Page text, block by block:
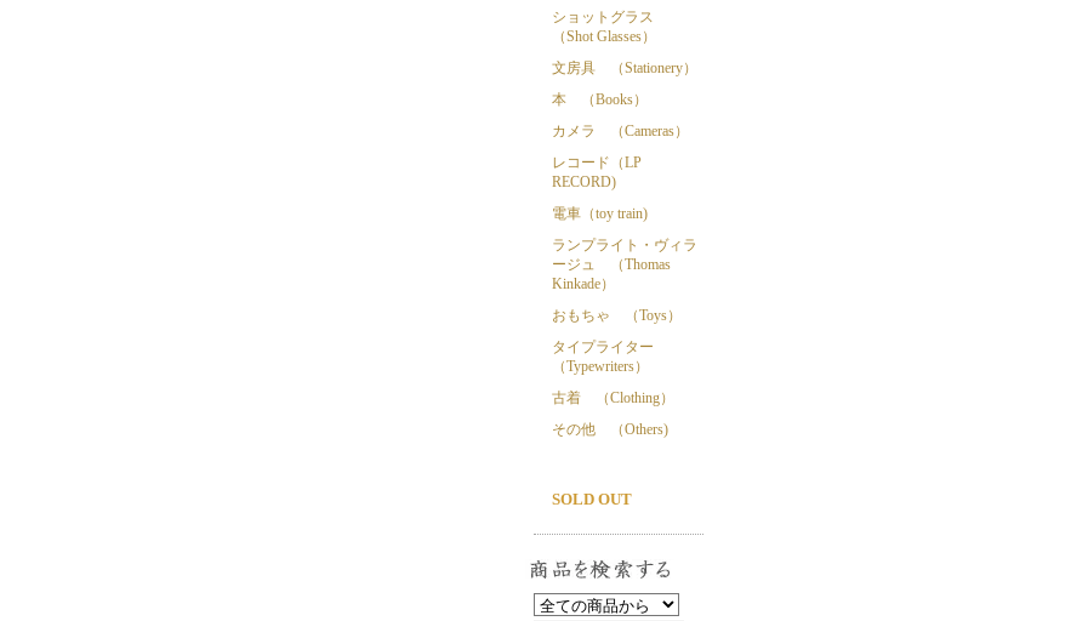
ショットグラス
（Shot Glasses）
文房具 （Stationery）
本 （Books）
カメラ （Cameras）
レコード（LP
RECORD)
電車（toy train)
ランプライト・ヴィラ
ージュ （Thomas
Kinkade）
おもちゃ （Toys）
タイプライター
（Typewriters）
古着 （Clothing）
その他 （Others)
SOLD OUT